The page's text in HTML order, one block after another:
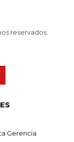
reservados.
Gerencia